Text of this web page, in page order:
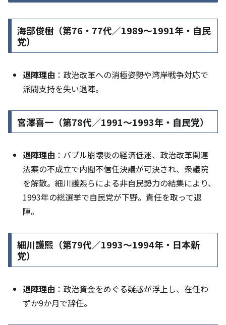
海部俊樹（第76・77代／1989〜1991年・自民
党）
退陣理由 ：政治改革への消極姿勢や湾岸戦争対応で
派閥支持を失い退陣。
宮澤喜一（第78代／1991〜1993年・自民党）
退陣理由 ：バブル崩壊後の経済低迷、政治改革関連
法案の不成立で内閣不信任決議が可決され、衆議院
を解散。細川護熙らによる非自民勢力の結集により、
1993年の総選挙で自民党が下野。責任を取って退
陣。
細川護熙（第79代／1993〜1994年・日本新
党）
退陣理由 ：政治資金をめぐる疑惑が浮上し、在任わ
ずか9か月で辞任。